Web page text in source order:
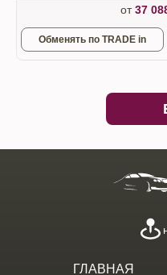
от37
Обменять по TRADE in
ГЛАВНАЯ